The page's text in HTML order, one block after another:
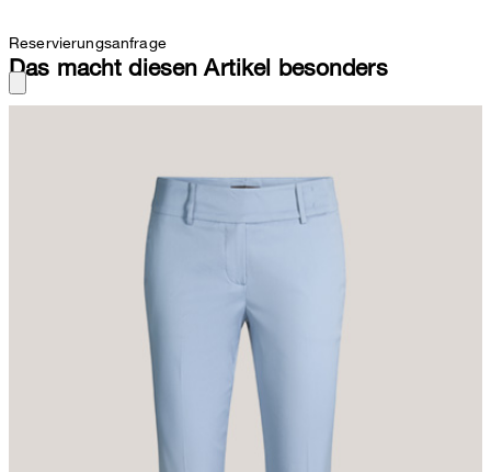
Reservierungsanfrage
Das macht diesen Artikel besonders
dazugehörigen Blazer oder elegant mit Seidenbluse, Slingbacks
und einer Clutch, das Item überzeugt als stilvolles Match.
Klassische Details wie Gürtelschlaufen am Bund und seitliche
Eingrifftaschen runden den femininen Look ab.